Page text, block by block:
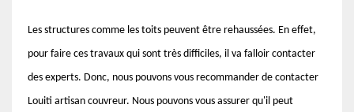
Les structures comme les toits peuvent être rehaussées. En effet,
pour faire ces travaux qui sont très difficiles, il va falloir contacter
des experts. Donc, nous pouvons vous recommander de contacter
Louiti artisan couvreur. Nous pouvons vous assurer qu'il peut